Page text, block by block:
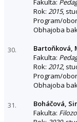
Fakulta:
Rok: 2015,
Program/obor
Obhajoba
30.
Bartoňková,
Fakulta:
Rok: 2012,
Program/obor
Obhajoba
31.
Boháčová,
Fakulta: